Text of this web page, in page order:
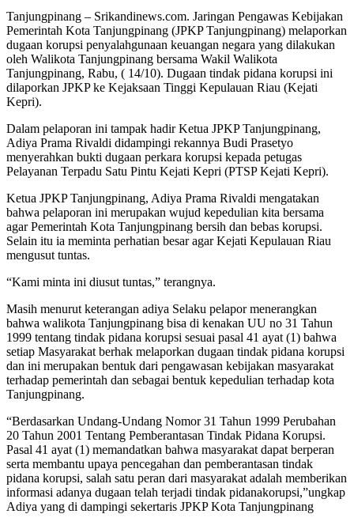
Tanjungpinang – Srikandinews.com. Jaringan Pengawas Kebijakan
Pemerintah Kota Tanjungpinang (JPKP Tanjungpinang) melaporkan
dugaan korupsi penyalahgunaan keuangan negara yang dilakukan
oleh Walikota Tanjungpinang bersama Wakil Walikota
Tanjungpinang, Rabu, ( 14/10). Dugaan tindak pidana korupsi ini
dilaporkan JPKP ke Kejaksaan Tinggi Kepulauan Riau (Kejati
Kepri).
Dalam pelaporan ini tampak hadir Ketua JPKP Tanjungpinang,
Adiya Prama Rivaldi didampingi rekannya Budi Prasetyo
menyerahkan bukti dugaan perkara korupsi kepada petugas
Pelayanan Terpadu Satu Pintu Kejati Kepri (PTSP Kejati Kepri).
Ketua JPKP Tanjungpinang, Adiya Prama Rivaldi mengatakan
bahwa pelaporan ini merupakan wujud kepedulian kita bersama
agar Pemerintah Kota Tanjungpinang bersih dan bebas korupsi.
Selain itu ia meminta perhatian besar agar Kejati Kepulauan Riau
mengusut tuntas.
“Kami minta ini diusut tuntas,” terangnya.
Masih menurut keterangan adiya Selaku pelapor menerangkan
bahwa walikota Tanjungpinang bisa di kenakan UU no 31 Tahun
1999 tentang tindak pidana korupsi sesuai pasal 41 ayat (1) bahwa
setiap Masyarakat berhak melaporkan dugaan tindak pidana korupsi
dan ini merupakan bentuk dari pengawasan kebijakan masyarakat
terhadap pemerintah dan sebagai bentuk kepedulian terhadap kota
Tanjungpinang.
“Berdasarkan Undang-Undang Nomor 31 Tahun 1999 Perubahan
20 Tahun 2001 Tentang Pemberantasan Tindak Pidana Korupsi.
Pasal 41 ayat (1) memandatkan bahwa masyarakat dapat berperan
serta membantu upaya pencegahan dan pemberantasan tindak
pidana korupsi, salah satu peran dari masyarakat adalah memberikan
informasi adanya dugaan telah terjadi tindak pidanakorupsi,”ungkap
Adiya yang di dampingi sekertaris JPKP Kota Tanjungpinang